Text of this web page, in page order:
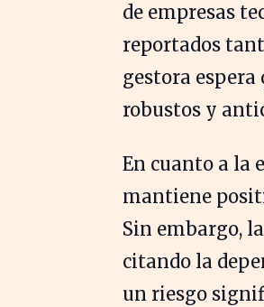
de empresas
reportados
gestora
robustos y
En cuanto a la
mantiene
Sin embargo,
citando la
un riesgo